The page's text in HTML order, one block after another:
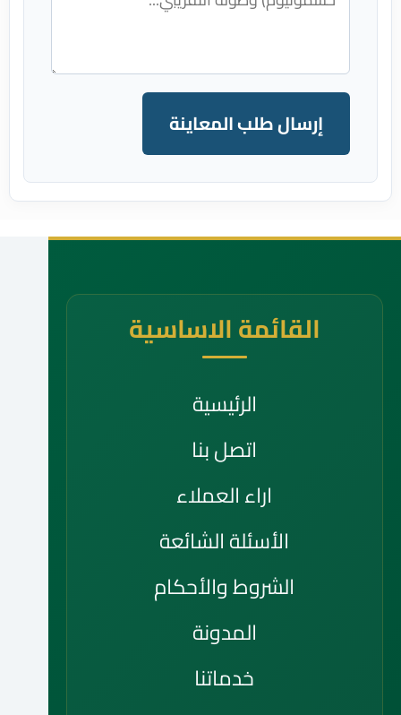
إرسال طلب المعاينة
القائمة الاساسية
الرئيسية
اتصل بنا
اراء العملاء
الأسئلة الشائعة
الشروط والأحكام
المدونة
خدماتنا